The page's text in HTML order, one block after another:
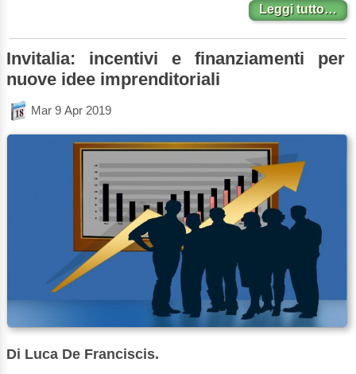
Leggi tutto…
Invitalia: incentivi e finanziamenti per
nuove idee imprenditoriali
Mar 9 Apr 2019
Di Luca De Franciscis.